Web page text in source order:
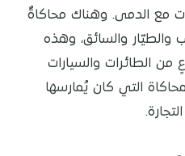
مع الدمى. وهناك محاكاةٌ
والطيّار والسائق، وهذه
من الطائرات والسيارات
التي كان يُمارسها